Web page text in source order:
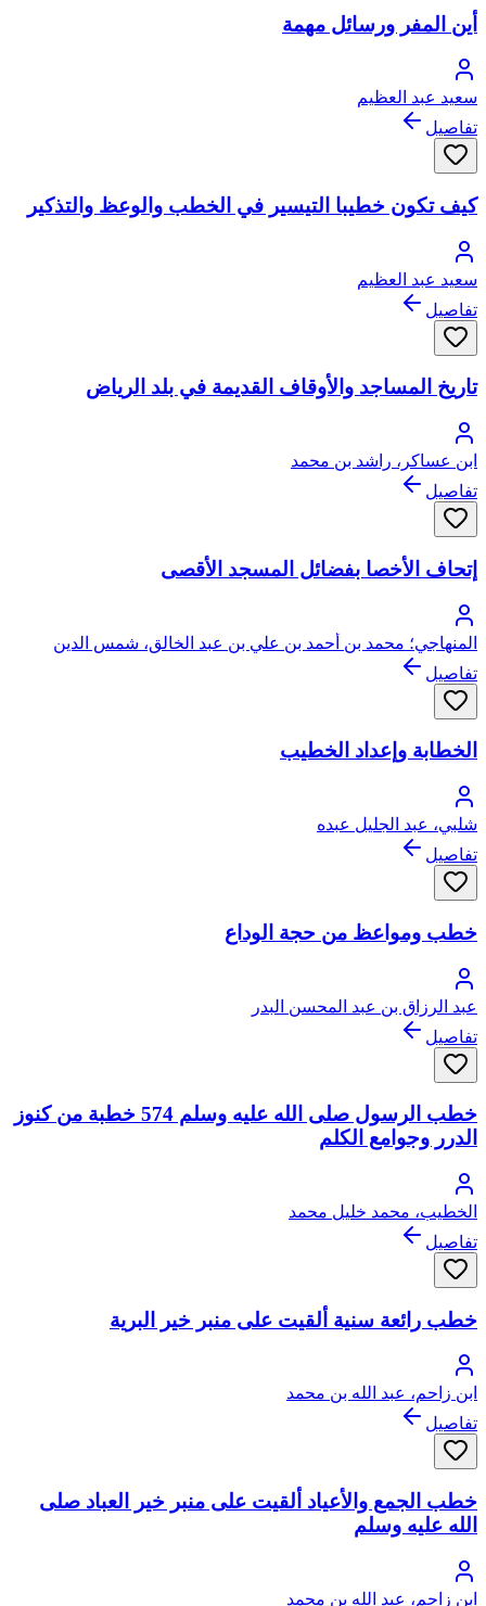
أين المفر ورسائل مهمة
سعيد عبد العظيم
تفاصيل
كيف تكون خطيبا التيسير في الخطب والوعظ والتذكير
سعيد عبد العظيم
تفاصيل
تاريخ المساجد والأوقاف القديمة في بلد الرياض
ابن عساكر، راشد بن محمد
تفاصيل
إتحاف الأخصا بفضائل المسجد الأقصى
المنهاجي؛ محمد بن أحمد بن علي بن عبد الخالق، شمس الدين
السيوطي ثم القاهري الشافعي المنهاجي
تفاصيل
الخطابة وإعداد الخطيب
شلبي، عبد الجليل عبده
تفاصيل
خطب ومواعظ من حجة الوداع
عبد الرزاق بن عبد المحسن البدر
تفاصيل
خطب الرسول صلى الله عليه وسلم 574 خطبة من كنوز
الدرر وجوامع الكلم
الخطيب، محمد خليل محمد
تفاصيل
خطب رائعة سنية ألقيت على منبر خير البرية
ابن زاحم، عبد الله بن محمد
تفاصيل
خطب الجمع والأعياد ألقيت على منبر خير العباد صلى
الله عليه وسلم
ابن زاحم، عبد الله بن محمد